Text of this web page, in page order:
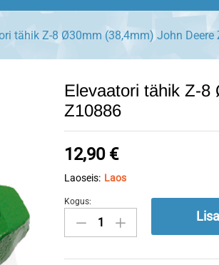
tähik Z-8 Ø30mm (38,4mm) John Deere
Elevaatori tähik Z-
Z10886
12,90 €
Laoseis: Laos
Elevaatori
tähik
Kogus: